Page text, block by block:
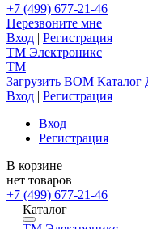
+7 (499) 677-21-46
Перезвоните мне
Вход | Регистрация
TM Электроникс
TM
Загрузить BOM Каталог
Вход | Регистрация
Вход
Регистрация
В корзине
нет товаров
+7 (499) 677-21-46
Каталог